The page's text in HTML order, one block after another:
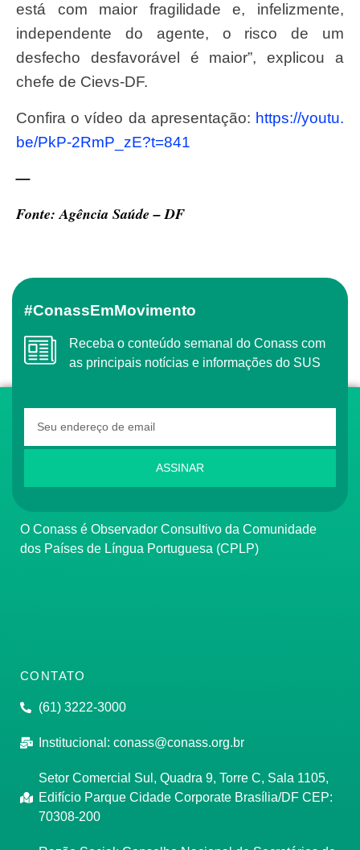
está com maior fragilidade e, infelizmente,
independente do agente, o risco de um
desfecho desfavorável é maior”, explicou a
chefe de Cievs-DF.
Confira o vídeo da apresentação: https://youtu.
be/PkP-2RmP_zE?t=841
—
Fonte: Agência Saúde – DF
#ConassEmMovimento
Receba o conteúdo semanal do Conass com
as principais notícias e informações do SUS
ASSINAR
O Conass é Observador Consultivo da Comunidade
dos Países de Língua Portuguesa (CPLP)
CONTATO
(61) 3222-3000
Institucional: conass@conass.org.br
Setor Comercial Sul, Quadra 9, Torre C, Sala 1105,
Edifício Parque Cidade Corporate Brasília/DF CEP:
70308-200